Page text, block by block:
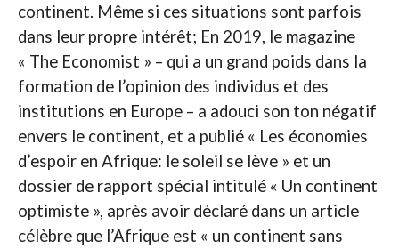
continent. Même si ces situations sont parfois
dans leur propre intérêt; En 2019, le magazine
« The Economist » – qui a un grand poids dans la
formation de l’opinion des individus et des
institutions en Europe – a adouci son ton négatif
envers le continent, et a publié « Les économies
d’espoir en Afrique: le soleil se lève » et un
dossier de rapport spécial intitulé « Un continent
optimiste », après avoir déclaré dans un article
célèbre que l’Afrique est « un continent sans